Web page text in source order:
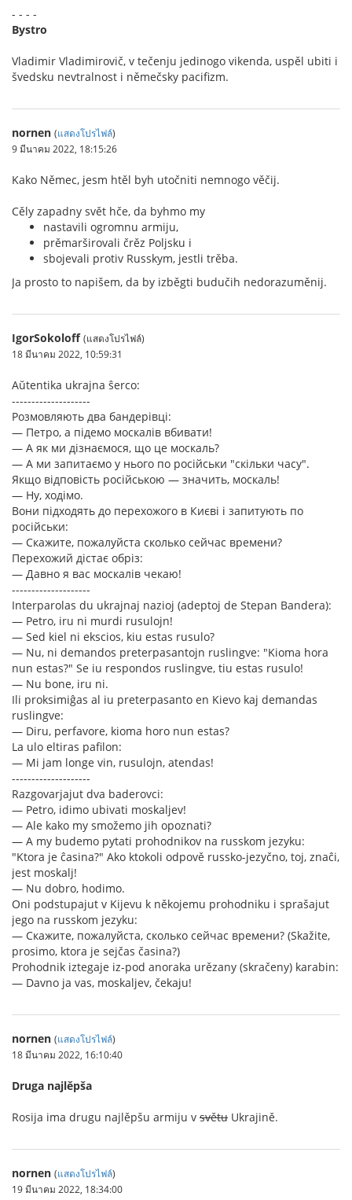
- - - -
Bystro
Vladimir Vladimirovič, v tečenju jedinogo vikenda, uspěl ubiti i
švedsku nevtralnost i němečsky pacifizm.
nornen (แสดงโปรไฟล์)
9 มีนาคม 2022, 18:15:26
Kako Němec, jesm htěl byh utočniti nemnogo věčij.
Cěly zapadny svět hče, da byhmo my
nastavili ogromnu armiju,
prěmarširovali črěz Poljsku i
sbojevali protiv Russkym, jestli trěba.
Ja prosto to napišem, da by izběgti budučih nedorazuměnij.
IgorSokoloff (แสดงโปรไฟล์)
18 มีนาคม 2022, 10:59:31
Aŭtentika ukrajna ŝerco:
--------------------
Розмовляють два бандерівці:
— Петро, а підемо москалів вбивати!
— А як ми дізнаємося, що це москаль?
— А ми запитаємо у нього по російськи "скільки часу".
Якщо відповість російською — значить, москаль!
— Ну, ходімо.
Вони підходять до перехожого в Києві і запитують по
російськи:
— Скажите, пожалуйста сколько сейчас времени?
Перехожий дістає обріз:
— Давно я вас москалів чекаю!
--------------------
Interparolas du ukrajnaj nazioj (adeptoj de Stepan Bandera):
— Petro, iru ni murdi rusulojn!
— Sed kiel ni ekscios, kiu estas rusulo?
— Nu, ni demandos preterpasantojn ruslingve: "Kioma hora
nun estas?" Se iu respondos ruslingve, tiu estas rusulo!
— Nu bone, iru ni.
Ili proksimiĝas al iu preterpasanto en Kievo kaj demandas
ruslingve:
— Diru, perfavore, kioma horo nun estas?
La ulo eltiras pafilon:
— Mi jam longe vin, rusulojn, atendas!
--------------------
Razgovarjajut dva baderovci:
— Petro, idimo ubivati moskaljev!
— Ale kako my smožemo jih opoznati?
— A my budemo pytati prohodnikov na russkom jezyku:
"Ktora je ĉasina?" Ako ktokoli odpově russko-jezyčno, toj, znaĉi,
jest moskalj!
— Nu dobro, hodimo.
Oni podstupajut v Kijevu k někojemu prohodniku i sprašajut
jego na russkom jezyku:
— Скажите, пожалуйста, сколько сейчас времени? (Skažite,
prosimo, ktora je sejčas časina?)
Prohodnik iztegaje iz-pod anoraka urězany (skračeny) karabin:
— Davno ja vas, moskaljev, čekaju!
nornen (แสดงโปรไฟล์)
18 มีนาคม 2022, 16:10:40
Druga najlěpša
Rosija ima drugu najlěpšu armiju v světu Ukrajině.
nornen (แสดงโปรไฟล์)
19 มีนาคม 2022, 18:34:00